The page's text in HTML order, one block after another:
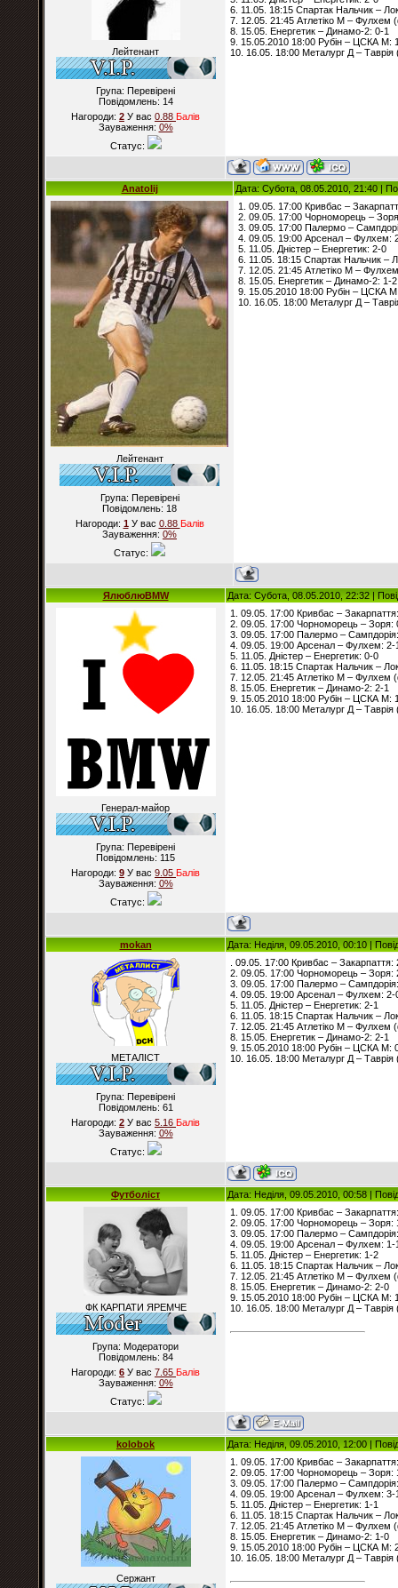
Лейтенант
Група: Перевірені
Повідомлень: 14
Нагороди: 2 У вас 0.88 Балiв
Зауваження: 0%
Статус:
6. 11.05. 18:15 Спартак Нальчик –
7. 12.05. 21:45 Атлетіко М – Фулхем
8. 15.05. Енергетик – Динамо-2: 0-1
9. 15.05.2010 18:00 Рубін – ЦСКА М:
10. 16.05. 18:00 Металург Д – Таврія
Anatolij Дата: Субота, 08.05.2010, 21:40 |
Лейтенант
Група: Перевірені
Повідомлень: 18
Нагороди: 1У вас 0.88 Балiв
Зауваження: 0%
Статус:
1. 09.05. 17:00 Кривбас –
2. 09.05. 17:00 Чорноморець –
3. 09.05. 17:00 Палермо –
4. 09.05. 19:00 Арсенал – Фулхем:
5. 11.05. Дністер – Енергетик: 2-0
6. 11.05. 18:15 Спартак Нальчик –
7. 12.05. 21:45 Атлетіко М –
8. 15.05. Енергетик – Динамо-2: 1-2
9. 15.05.2010 18:00 Рубін – ЦСКА
10. 16.05. 18:00 Металург Д –
ЯлюблюBMW Дата: Субота, 08.05.2010, 22:32 |
Генерал-майор
Група: Перевірені
Повідомлень: 115
Нагороди: 9 У вас 9.05 Балiв
Зауваження: 0%
Статус:
1. 09.05. 17:00 Кривбас –
2. 09.05. 17:00 Чорноморець – Зоря:
3. 09.05. 17:00 Палермо –
4. 09.05. 19:00 Арсенал – Фулхем: 2-
5. 11.05. Дністер – Енергетик: 0-0
6. 11.05. 18:15 Спартак Нальчик –
7. 12.05. 21:45 Атлетіко М – Фулхем
8. 15.05. Енергетик – Динамо-2: 2-1
9. 15.05.2010 18:00 Рубін – ЦСКА М:
10. 16.05. 18:00 Металург Д – Таврія
mokan Дата: Неділя, 09.05.2010, 00:10 |
МЕТАЛІСТ
Група: Перевірені
Повідомлень: 61
Нагороди: 2 У вас 5.16 Балiв
Зауваження: 0%
Статус:
. 09.05. 17:00 Кривбас – Закарпаття:
2. 09.05. 17:00 Чорноморець – Зоря:
3. 09.05. 17:00 Палермо –
4. 09.05. 19:00 Арсенал – Фулхем: 2-
5. 11.05. Дністер – Енергетик: 2-1
6. 11.05. 18:15 Спартак Нальчик –
7. 12.05. 21:45 Атлетіко М – Фулхем
8. 15.05. Енергетик – Динамо-2: 2-1
9. 15.05.2010 18:00 Рубін – ЦСКА М:
10. 16.05. 18:00 Металург Д – Таврія
Футболіст Дата: Неділя, 09.05.2010, 00:58 |
ФК КАРПАТИ ЯРЕМЧЕ
Група: Модератори
Повідомлень: 84
Нагороди: 6 У вас 7.65 Балiв
Зауваження: 0%
Статус:
1. 09.05. 17:00 Кривбас –
2. 09.05. 17:00 Чорноморець – Зоря:
3. 09.05. 17:00 Палермо –
4. 09.05. 19:00 Арсенал – Фулхем: 1-
5. 11.05. Дністер – Енергетик: 1-2
6. 11.05. 18:15 Спартак Нальчик –
7. 12.05. 21:45 Атлетіко М – Фулхем
8. 15.05. Енергетик – Динамо-2: 2-0
9. 15.05.2010 18:00 Рубін – ЦСКА М:
10. 16.05. 18:00 Металург Д – Таврія
kolobok Дата: Неділя, 09.05.2010, 12:00 |
Сержант
1. 09.05. 17:00 Кривбас –
2. 09.05. 17:00 Чорноморець – Зоря:
3. 09.05. 17:00 Палермо –
4. 09.05. 19:00 Арсенал – Фулхем: 3-
5. 11.05. Дністер – Енергетик: 1-1
6. 11.05. 18:15 Спартак Нальчик –
7. 12.05. 21:45 Атлетіко М – Фулхем
8. 15.05. Енергетик – Динамо-2: 1-0
9. 15.05.2010 18:00 Рубін – ЦСКА М:
10. 16.05. 18:00 Металург Д – Таврія